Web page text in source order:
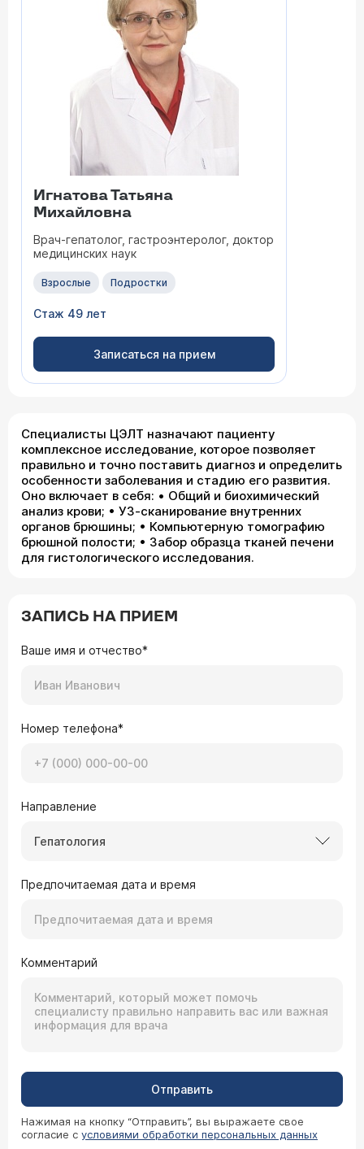
Игнатова Татьяна
Михайловна
Врач-гепатолог, гастроэнтеролог, доктор
медицинских наук
Взрослые Подростки
Стаж 49 лет
Записаться на прием
Специалисты ЦЭЛТ назначают пациенту
комплексное исследование, которое позволяет
правильно и точно поставить диагноз и определить
особенности заболевания и стадию его развития.
Оно включает в себя: • Общий и биохимический
анализ крови; • УЗ-сканирование внутренних
органов брюшины; • Компьютерную томографию
брюшной полости; • Забор образца тканей печени
для гистологического исследования.
ЗАПИСЬ НА ПРИЕМ
Ваше имя и отчество*
Номер телефона*
Направление
Гепатология
Предпочитаемая дата и время
Комментарий
Отправить
Нажимая на кнопку “Отправить”, вы выражаете свое
согласие с условиями обработки персональных данных